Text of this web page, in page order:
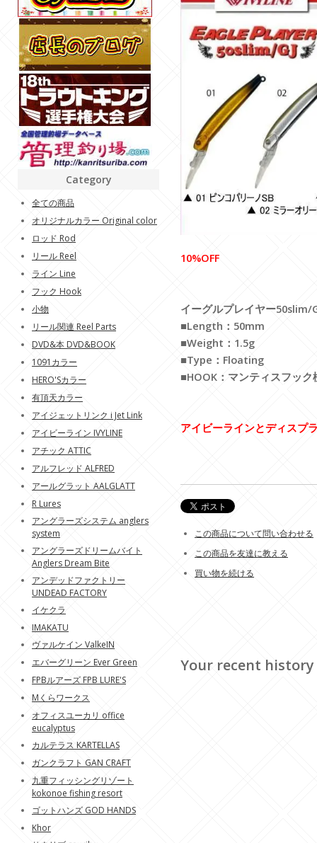
10%OFF
イーグルプレイヤー50slim/
■Length：50mm
■Weight：1.5g
■Type：Floating
■HOOK：マンティスフック
アイビーラインとディスプ
この商品について問い合わせる
この商品を友達に教える
買い物を続ける
Your recent history
Category
全ての商品
オリジナルカラー Original color
ロッド Rod
リール Reel
ライン Line
フック Hook
小物
リール関連 Reel Parts
DVD&本 DVD&BOOK
1091カラー
HERO'Sカラー
有頂天カラー
アイジェットリンク i Jet Link
アイビーライン IVYLINE
アチック ATTIC
アルフレッド ALFRED
アールグラット AALGLATT
R Lures
アングラーズシステム anglers
system
アングラーズドリームバイト
Anglers Dream Bite
アンデッドファクトリー
UNDEAD FACTORY
イケクラ
IMAKATU
ヴァルケイン ValkeIN
エバーグリーン Ever Green
FPBルアーズ FPB LURE'S
Mくらワークス
オフィスユーカリ office
eucalyptus
カルテラス KARTELLAS
ガンクラフト GAN CRAFT
九重フィッシングリゾート
kokonoe fishing resort
ゴットハンズ GOD HANDS
Khor